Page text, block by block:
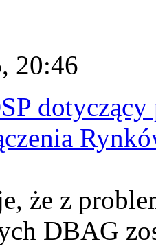
20:46
że z
DBAG